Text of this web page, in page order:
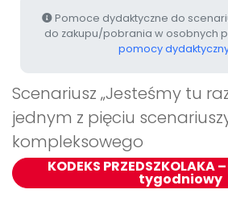
Pomoce dydaktyczne do
do zakupu/pobrania w osobnych
pomocy
Scenariusz „Jesteśmy tu
jednym z pięciu
kompleksowego
KODEKS
tygodniowy